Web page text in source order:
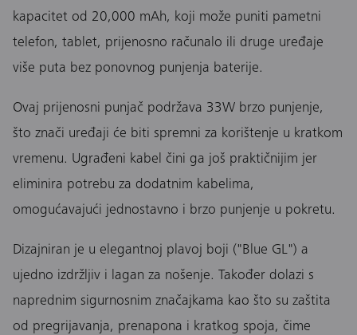
kapacitet od 20,000 mAh, koji može puniti pametni
telefon, tablet, prijenosno računalo ili druge uređaje
više puta bez ponovnog punjenja baterije.
Ovaj prijenosni punjač podržava 33W brzo punjenje,
što znači uređaji će biti spremni za korištenje u kratkom
vremenu. Ugrađeni kabel čini ga još praktičnijim jer
eliminira potrebu za dodatnim kabelima,
omogućavajući jednostavno i brzo punjenje u pokretu.
Dizajniran je u elegantnoj plavoj boji ("Blue GL") a
ujedno izdržljiv i lagan za nošenje. Također dolazi s
naprednim sigurnosnim značajkama kao što su zaštita
od pregrijavanja, prenapona i kratkog spoja, čime